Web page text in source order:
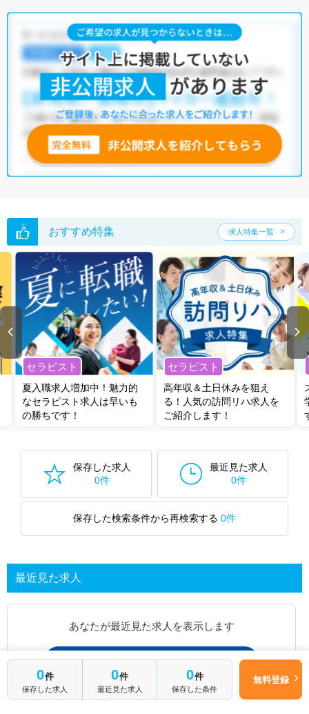
おすすめ特集 求人特集一覧
セラピスト
夏入職求人増加中！魅力的
なセラピスト求人は早いも
の勝ちです！
セラピスト
高年収＆土日休みを狙え
る！人気の訪問リハ求人を
ご紹介します！
保存した求人
0件
最近見た求人
0件
保存した検索条件から再検索する 0件
最近見た求人
あなたが最近見た求人を表示します
求人を探してみる
0件
保存した求人
0件
最近見た求人
0件
保存した条件
無料登録